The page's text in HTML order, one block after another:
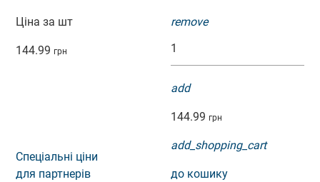
Ціна за шт
144.99 грн
remove
add
144.99 грн
Спеціальні ціни
для партнерів
add_shopping_cart
до кошику